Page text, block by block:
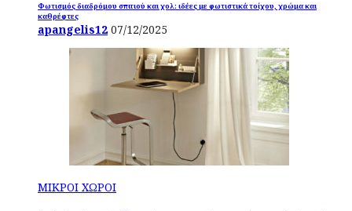
Φωτισμός διαδρόμου σπιτιού και χολ: ιδέες με φωτιστικά τοίχου, χρώμα και
καθρέφτες
apangelis12 07/12/2025
ΜΙΚΡΟΙ ΧΩΡΟΙ